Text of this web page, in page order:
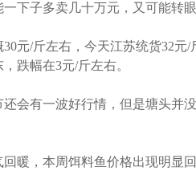
下子多卖几十万元，又可能转眼
元/斤左右，今天江苏统货32元/
跌幅在3元/斤左右。
会有一波好行情，但是塘头并
暖，本周饵料鱼价格出现明显